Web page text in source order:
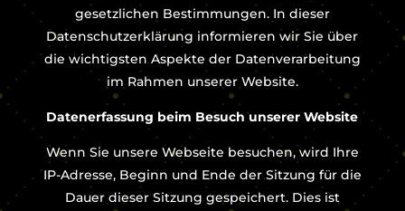
gesetzlichen Bestimmungen. In dieser
Datenschutzerklärung informieren wir Sie über
die wichtigsten Aspekte der Datenverarbeitung
im Rahmen unserer Website.
Datenerfassung beim Besuch unserer Website
Wenn Sie unsere Webseite besuchen, wird Ihre
IP-Adresse, Beginn und Ende der Sitzung für die
Dauer dieser Sitzung gespeichert. Dies ist